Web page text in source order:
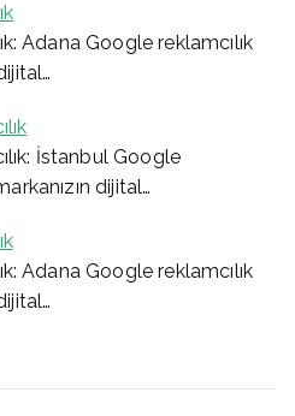
Adana Google reklamcılık
İstanbul Google
dijital…
Adana Google reklamcılık